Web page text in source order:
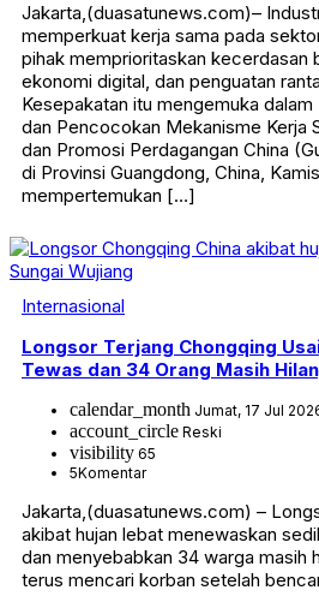
Jakarta,(duasatunews.com)–
memperkuat kerja sama pada
pihak memprioritaskan kecerdasan
ekonomi digital, dan penguatan
Kesepakatan itu mengemuka
dan Pencocokan Mekanisme Kerja
dan Promosi Perdagangan China
di Provinsi Guangdong, China,
mempertemukan […]
Internasional
Longsor Terjang Chongqing
Tewas dan 34 Orang Masih
calendar_month Jumat, 17 Jul
account_circle Reski
visibility 65
5Komentar
Jakarta,(duasatunews.com) –
akibat hujan lebat menewaskan
dan menyebabkan 34 warga masih
terus mencari korban setelah